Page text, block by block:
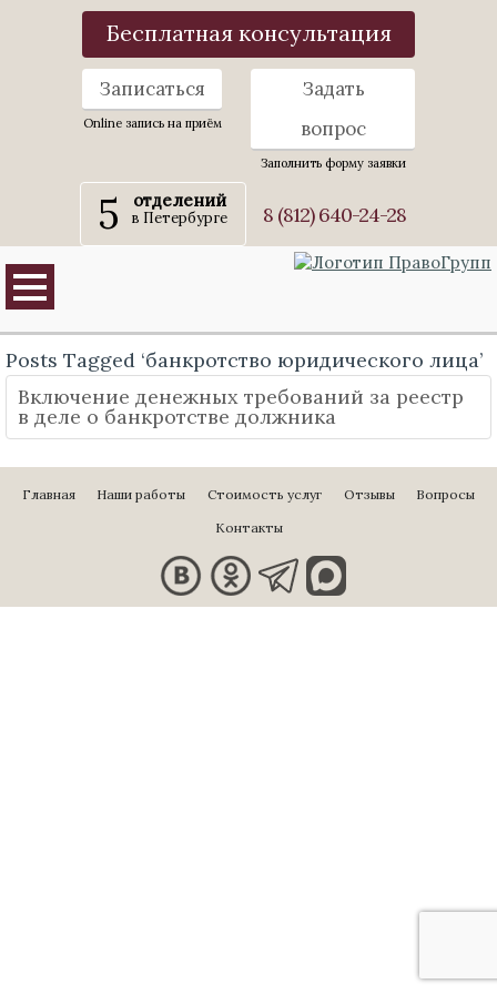
Бесплатная консультация
Записаться
Online запись на приём
Задать
вопрос
Заполнить форму заявки
5 отделений
в Петербурге 8 (812) 640-24-28
Posts Tagged ‘банкротство юридического лица’
Включение денежных требований за реестр
в деле о банкротстве должника
Главная Наши работы Стоимость услуг Отзывы
Вопросы
Контакты